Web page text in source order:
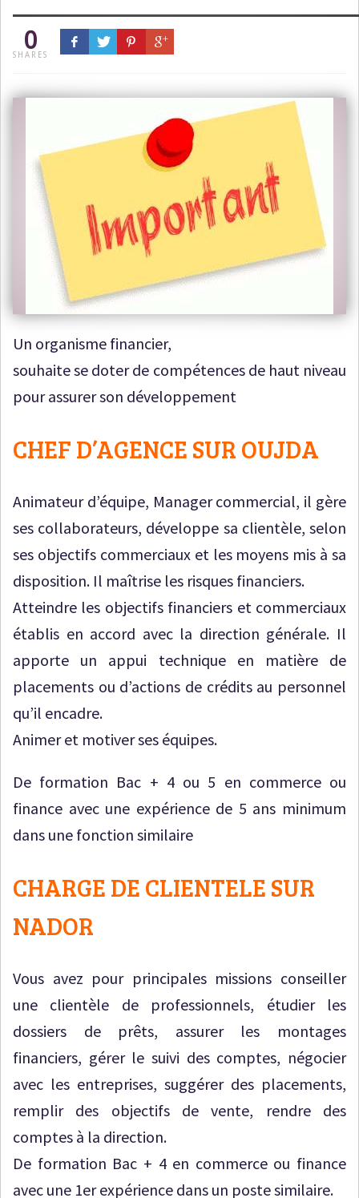
0
SHARES
Un organisme financier,
souhaite se doter de compétences de haut niveau
pour assurer son développement
CHEF D’AGENCE SUR OUJDA
Animateur d’équipe, Manager commercial, il gère
ses collaborateurs, développe sa clientèle, selon
ses objectifs commerciaux et les moyens mis à sa
disposition. Il maîtrise les risques financiers.
Atteindre les objectifs financiers et commerciaux
établis en accord avec la direction générale. Il
apporte un appui technique en matière de
placements ou d’actions de crédits au personnel
qu’il encadre.
Animer et motiver ses équipes.
De formation Bac + 4 ou 5 en commerce ou
finance avec une expérience de 5 ans minimum
dans une fonction similaire
CHARGE DE CLIENTELE SUR
NADOR
Vous avez pour principales missions conseiller
une clientèle de professionnels, étudier les
dossiers de prêts, assurer les montages
financiers, gérer le suivi des comptes, négocier
avec les entreprises, suggérer des placements,
remplir des objectifs de vente, rendre des
comptes à la direction.
De formation Bac + 4 en commerce ou finance
avec une 1er expérience dans un poste similaire.